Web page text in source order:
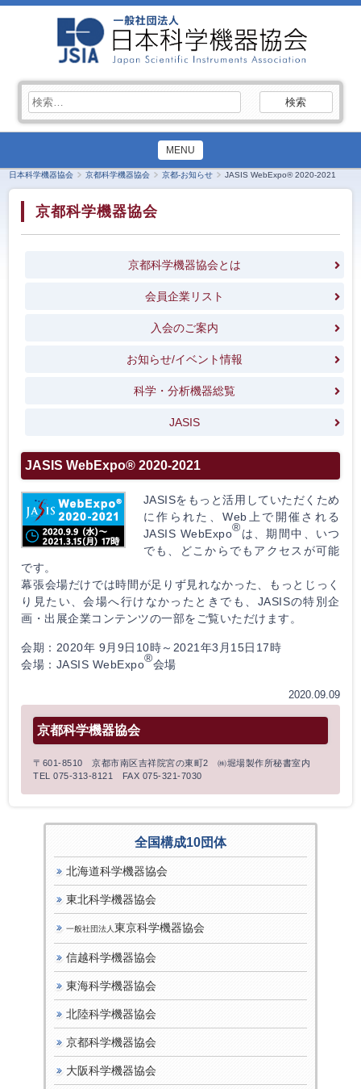
索:
MENU
日本科学機器協会 京都科学機器協会 京都-お知らせ JASIS WebExpo® 2020-2021
京都科学機器協会
京都科学機器協会とは
会員企業リスト
入会のご案内
お知らせ/イベント情報
科学・分析機器総覧
JASIS
JASIS WebExpo® 2020-2021
JASISをもっと活用していただくため
に作られた、Web上で開催される
JASIS WebExpo®は、期間中、いつ
でも、どこからでもアクセスが可能
です。
幕張会場だけでは時間が足りず見れなかった、もっとじっく
り見たい、会場へ行けなかったときでも、JASISの特別企
画・出展企業コンテンツの一部をご覧いただけます。
会期：2020年 9月9日10時～2021年3月15日17時
会場：JASIS WebExpo®会場
2020.09.09
京都科学機器協会
〒601-8510 京都市南区吉祥院宮の東町2 ㈱堀場製作所秘書室内
TEL 075-313-8121 FAX 075-321-7030
全国構成10団体
北海道科学機器協会
東北科学機器協会
一般社団法人 東京科学機器協会
信越科学機器協会
東海科学機器協会
北陸科学機器協会
京都科学機器協会
大阪科学機器協会